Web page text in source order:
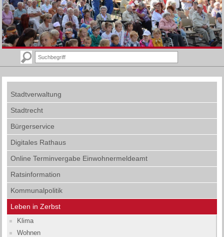
Stadtverwaltung
Stadtrecht
Bürgerservice
Digitales Rathaus
Online Terminvergabe Einwohnermeldeamt
Ratsinformation
Kommunalpolitik
Leben in Zerbst
Klima
Wohnen